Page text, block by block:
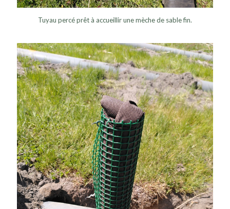
Tuyau percé prêt à accueillir une mèche de sable fin.